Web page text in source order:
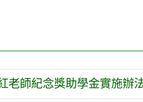
老師紀念獎助學金實施辦